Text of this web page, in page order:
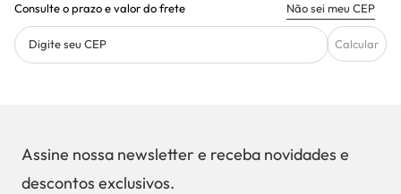
Consulte o prazo e valor do frete
Não sei meu CEP
Digite seu CEP Calcular
Assine nossa newsletter e receba novidades e
descontos exclusivos.